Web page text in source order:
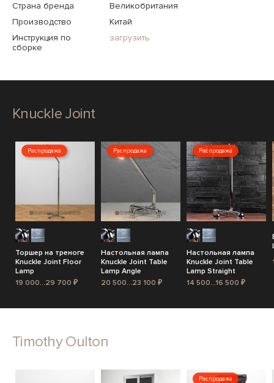
Страна бренда
Великобритания
Производство
Китай
Инструкция по
сборке
загрузить
Knuckle Joint
Распродажа
Торшер на треноге
Knuckle Joint Floor
Lamp
19 000...29 700 ₽
Распродажа
Настольная лампа
Knuckle Joint Table
Lamp Angle
20 500...23 100 ₽
Распродажа
Настольная лампа
Knuckle Joint Table
Lamp Straight
14 500...16 500 ₽
Timothy Oulton
Распродажа